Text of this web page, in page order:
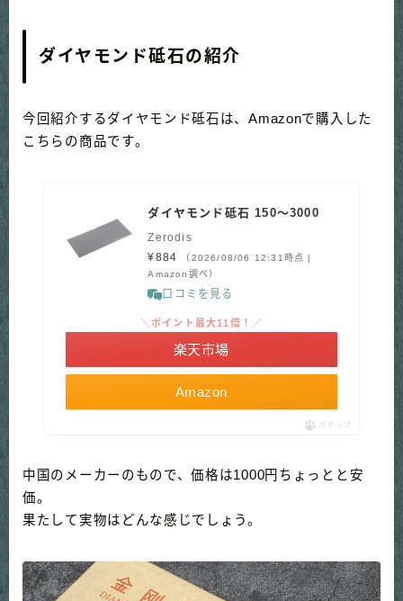
ダイヤモンド砥石の紹介
今回紹介するダイヤモンド砥石は、Amazonで購入した
こちらの商品です。
ダイヤモンド砥石 150～3000
Zerodis
¥884
（2026/08/06 12:31時点 |
Amazon調べ）
口コミを見る
Amazon
＼ポイント最大11倍！／
楽天市場
ポチップ
中国のメーカーのもので、価格は1000円ちょっとと安
価。
果たして実物はどんな感じでしょう。